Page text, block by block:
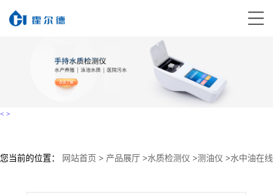
< >
您当前的位置： 网站首页 > 产品展厅 >水质检测仪 >测油仪 >水中油在线